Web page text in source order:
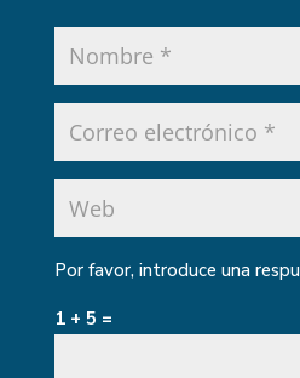
Por favor, introduce una
1 + 5 =